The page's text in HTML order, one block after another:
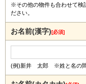
※その他の物件も合わせて検
ださい。
お名前(漢字)[必須]
(例)新井 太郎 ※姓と名の間